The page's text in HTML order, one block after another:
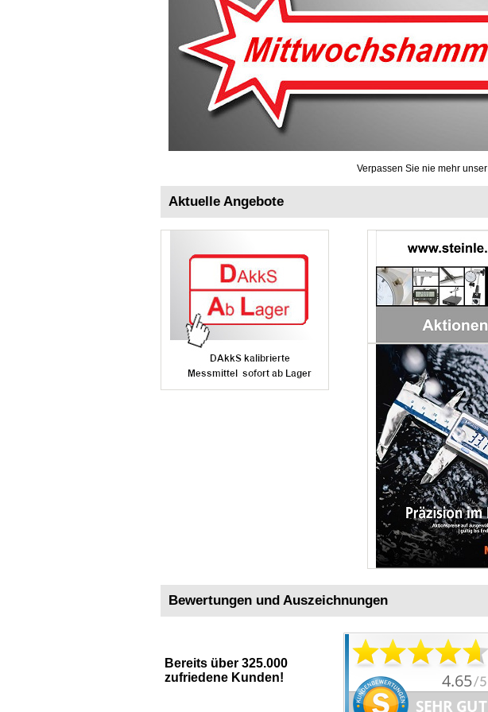
Verpassen Sie nie mehr unser
Aktuelle Angebote
Bewertungen und Auszeichnungen
Bereits über 325.000
zufriedene Kunden!